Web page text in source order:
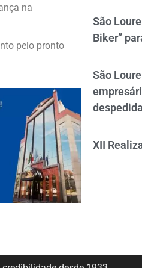
na
pelo pronto
São
Biker”
São
XII